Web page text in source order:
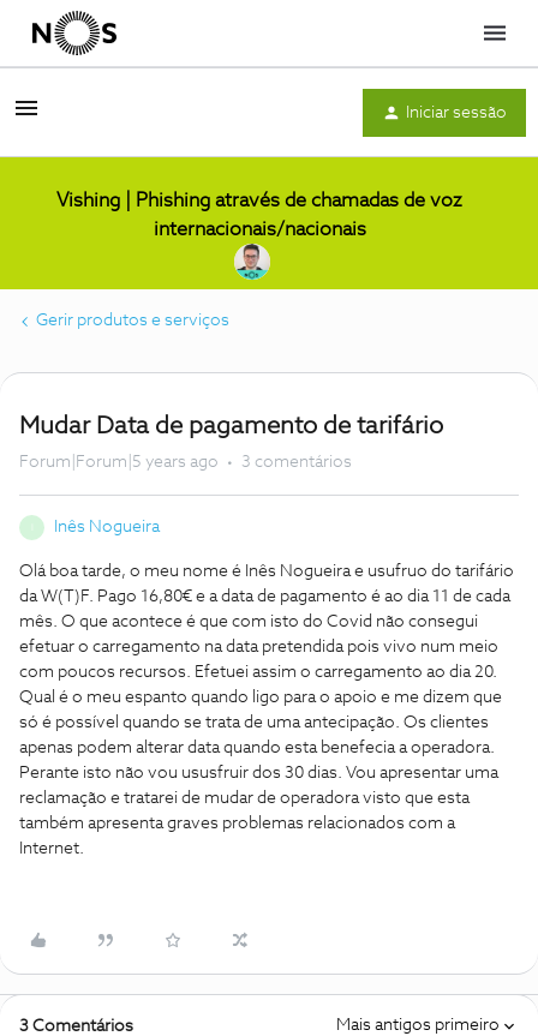
Menu
Iniciar sessão
Vishing | Phishing através de chamadas de voz
internacionais/nacionais
Gerir produtos e serviços
Mudar Data de pagamento de tarifário
Forum|Forum|5 years ago 3 comentários
Inês Nogueira
Olá boa tarde, o meu nome é Inês Nogueira e usufruo do tarifário
da W(T)F. Pago 16,80€ e a data de pagamento é ao dia 11 de cada
mês. O que acontece é que com isto do Covid não consegui
efetuar o carregamento na data pretendida pois vivo num meio
com poucos recursos. Efetuei assim o carregamento ao dia 20.
Qual é o meu espanto quando ligo para o apoio e me dizem que
só é possível quando se trata de uma antecipação. Os clientes
apenas podem alterar data quando esta benefecia a operadora.
Perante isto não vou ususfruir dos 30 dias. Vou apresentar uma
reclamação e tratarei de mudar de operadora visto que esta
também apresenta graves problemas relacionados com a
Internet.
3 Comentários Mais antigos primeiro